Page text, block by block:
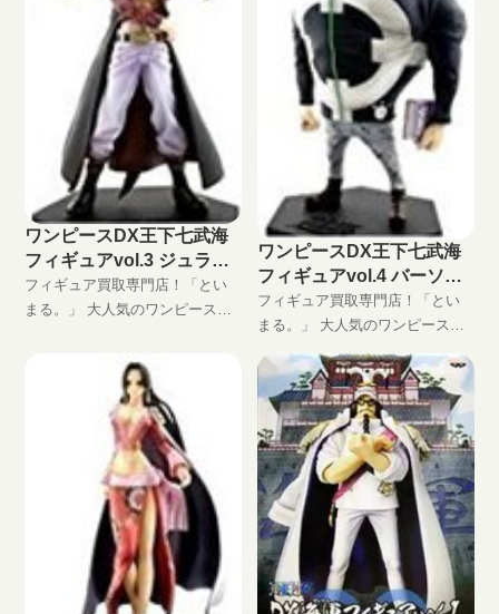
いまる。におまかせ！ 完全無料
の宅配買取でフィギュアをお買
い取りします！
ワンピースDX王下七武海
フィギュアvol.3 ジュラキ
ュール・ミホークの買取価
格
フィギュア買取専門店！「とい
まる。」 大人気のワンピースプ
ア「GRAND LINE MEN」シリー
ズ、ワンピースDX王下七武海フ
ィギュアvol.3 ジュラキュール・
ミホーク高価買取します！ DXF
買取はといまる。におまかせ！
完全無料の宅配買取でフィギュ
アをお買い取りします！
ワンピースDX王下七武海
フィギュアvol.4 バーソロ
ミュー・くまの買取価格
フィギュア買取専門店！「とい
まる。」 大人気のワンピースプ
ア「GRAND LINE MEN」シリー
ズ、ワンピースDX王下七武海フ
ィギュアvol.4 バーソロミュー・
くま高価買取します！ DXF買取
はといまる。におまかせ！ 完全
無料の宅配買取でフィギュアを
お買い取りします！